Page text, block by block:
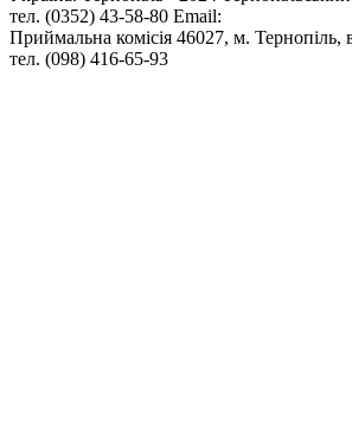
тел. (0352) 43-58-80 Email:
Приймальна комісія 46027, м.
тел. (098) 416-65-93